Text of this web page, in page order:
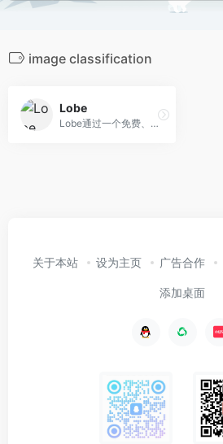
image classification
Lobe
Lobe通过一个免费、易于使用的工具帮助您训练机器学习模型。
关于本站 设为主页 广告合作
添加桌面